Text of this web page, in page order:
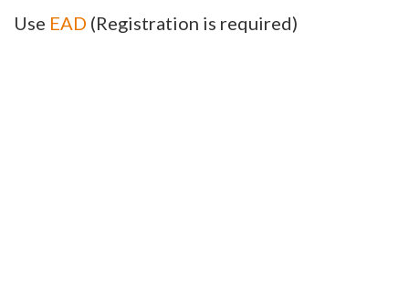
Use EAD (Registration is required)